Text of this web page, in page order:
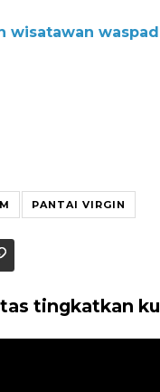
wisatawan
PANTAI VIRGIN
tingkatkan
Semarak